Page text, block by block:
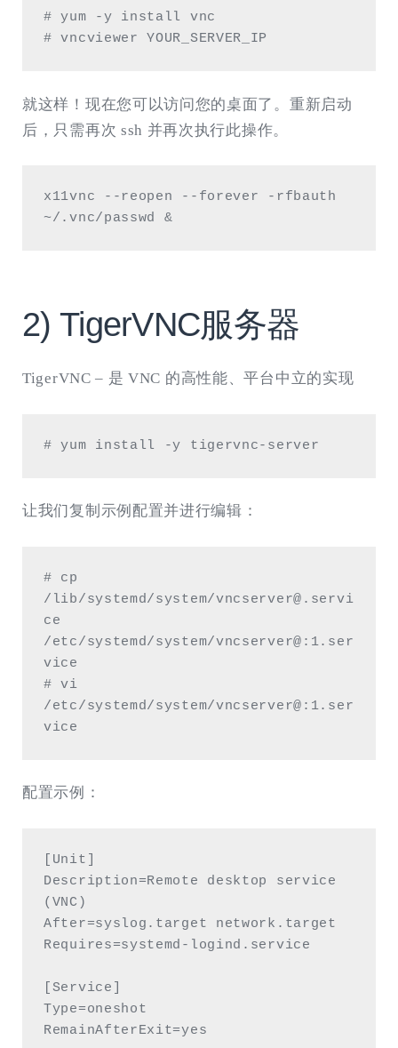
# yum -y install vnc
# vncviewer YOUR_SERVER_IP
就这样！现在您可以访问您的桌面了。重新启动
后，只需再次 ssh 并再次执行此操作。
x11vnc --reopen --forever -rfbauth
~/.vnc/passwd &
2) TigerVNC服务器
TigerVNC – 是 VNC 的高性能、平台中立的实现
# yum install -y tigervnc-server
让我们复制示例配置并进行编辑：
# cp
/lib/systemd/system/vncserver@.servi
ce
/etc/systemd/system/vncserver@:1.ser
vice
# vi
/etc/systemd/system/vncserver@:1.ser
vice
配置示例：
[Unit]
Description=Remote desktop service
(VNC)
After=syslog.target network.target
Requires=systemd-logind.service
[Service]
Type=oneshot
RemainAfterExit=yes